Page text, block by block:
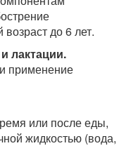
возраст до 6 лет.
лактации.
применение
или после еды,
жидкостью (вода,